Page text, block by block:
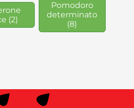
(2)
Pomodoro
determinato
(8)